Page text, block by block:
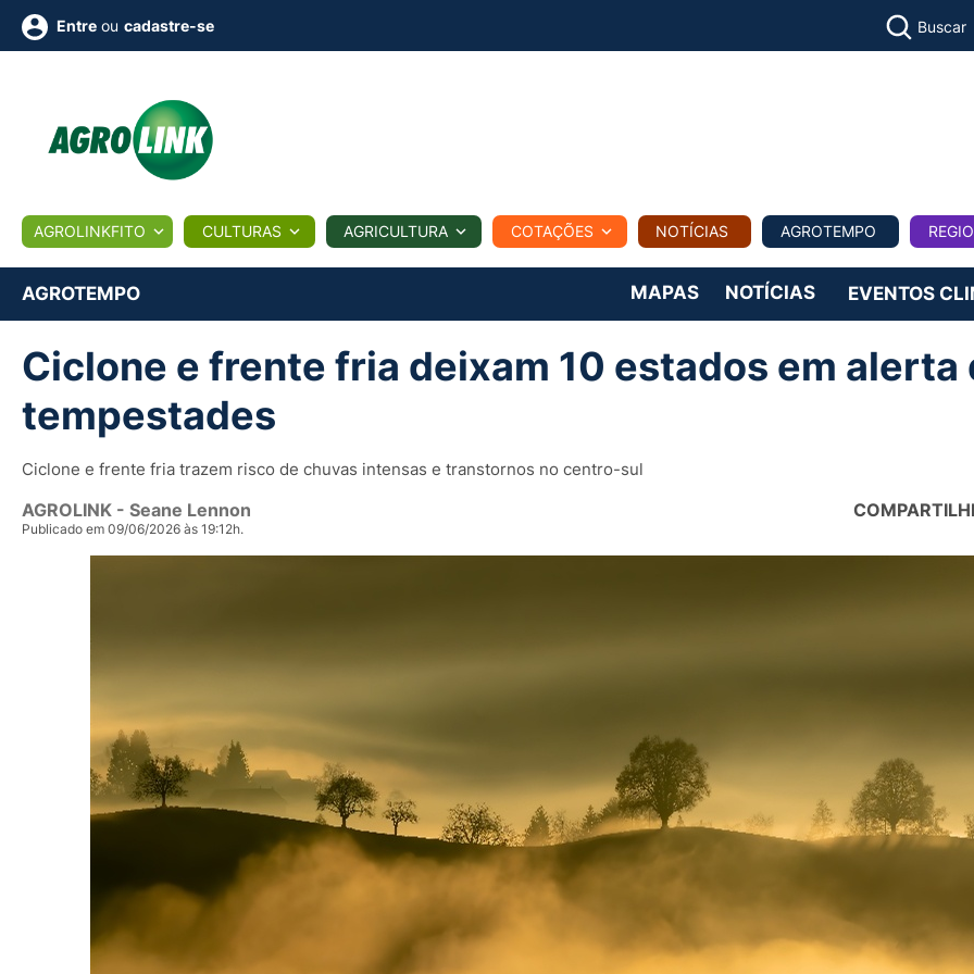
BIOLÓGICOS COTAÇÕES NOTÍCIAS AGROTEMPO REGIONAL COMERCIAL AGROVIAGENS
Conversor Colunistas Eventos
Fotos
e
Vídeos
Entre ou cadastre-se Buscar
AGROLINKFITO CULTURAS AGRICULTURA COTAÇÕES NOTÍCIAS AGROTEMPO
AGROTEMPO MAPAS NOTÍCIAS EVENTOS
Ciclone e frente fria deixam 10 estados em alerta
tempestades
Ciclone e frente fria trazem risco de chuvas intensas e transtornos no centro-sul
AGROLINK - Seane Lennon
Publicado em 09/06/2026 às 19:12h.